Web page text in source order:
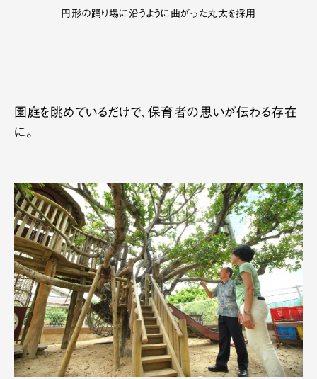
円形の踊り場に沿うように曲がった丸太を採用
園庭を眺めているだけで、保育者の思いが伝わる存在
に。